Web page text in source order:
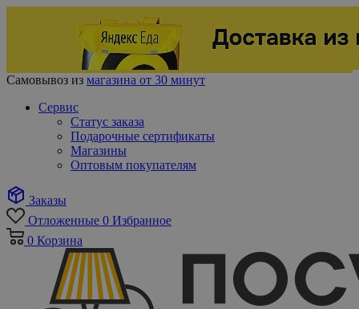
Самовывоз из магазина от 30 минут
Сервис
Статус заказа
Подарочные сертификаты
Магазины
Оптовым покупателям
Заказы
Отложенные 0 Избранное
0 Корзина